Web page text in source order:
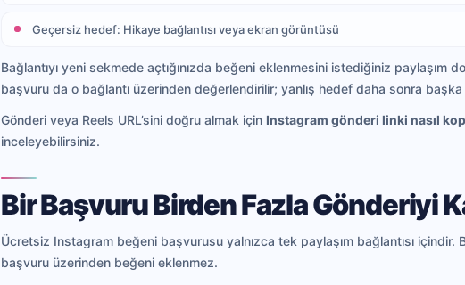
Geçersiz hedef: Hikaye bağlantısı veya ekran görüntüsü
Bağlantıyı yeni sekmede açtığınızda beğeni eklenmesini istediğiniz paylaşım
başvuru da o bağlantı üzerinden değerlendirilir; yanlış hedef daha sonra
Gönderi veya Reels URL’sini doğru almak için Instagram gönderi linki nasıl
inceleyebilirsiniz.
Bir Başvuru Birden Fazla Gönderiyi
Ücretsiz Instagram beğeni başvurusu yalnızca tek paylaşım bağlantısı
başvuru üzerinden beğeni eklenmez.